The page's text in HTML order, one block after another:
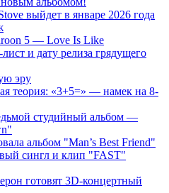
выйдет в январе 2026 года
5 — Love Is Like
и дату релиза грядущего
эру
теория: «3+5=» — намек на 8-
студийный альбом —
альбом "Man’s Best Friend"
сингл и клип "FAST"
готовят 3D-концертный